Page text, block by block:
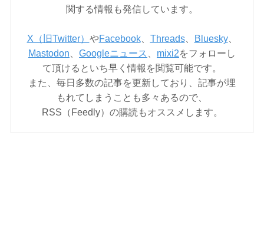
関する情報も発信しています。
X（旧Twitter） やFacebook、 Threads、 Bluesky、
Mastodon
Googleニュース mixi2をフォローし
て頂けるといち早く情報を閲覧可能です。
また、毎日多数の記事を更新しており、記事が埋
もれてしまうことも多々あるので、
RSS（Feedly）の購読もオススメします。